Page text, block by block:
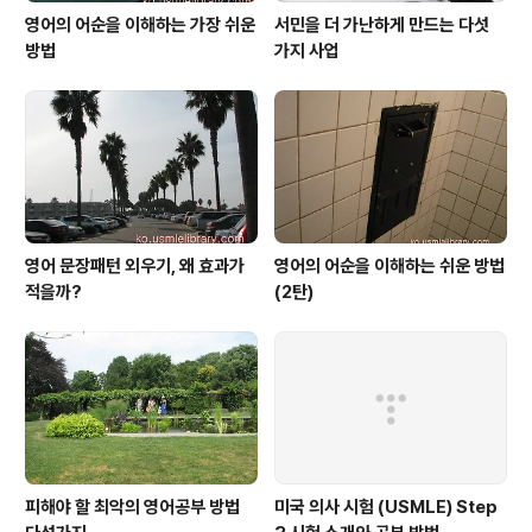
영어의 어순을 이해하는 가장 쉬운
방법
서민을 더 가난하게 만드는 다섯
가지 사업
영어 문장패턴 외우기, 왜 효과가
적을까?
영어의 어순을 이해하는 쉬운 방법
(2탄)
피해야 할 최악의 영어공부 방법
미국 의사 시험 (USMLE) Step